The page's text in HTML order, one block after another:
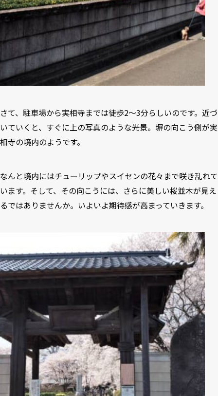
さて、駐車場から実相寺までは徒歩2〜3分らしいのです。近づ
いていくと、すぐに上の写真のような光景。塀の向こう側が実
相寺の境内のようです。
なんと境内にはチューリップやスイセンの花々まで咲き乱れて
います。そして、その向こうには、さらに美しい桜並木が見え
るではありませんか。いよいよ期待感が高まっていきます。